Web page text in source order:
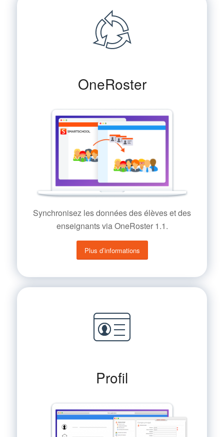
OneRoster
Synchronisez les données des élèves et des
enseignants via OneRoster 1.1.
Plus d’informations
Profil